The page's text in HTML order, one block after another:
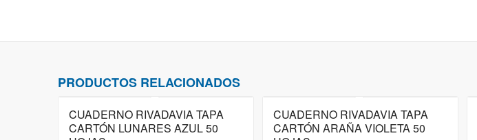
PRODUCTOS RELACIONADOS
CUADERNO RIVADAVIA TAPA
CARTÓN LUNARES AZUL 50
CUADERNO RIVADAVIA TAPA
CARTÓN ARAÑA VIOLETA 50